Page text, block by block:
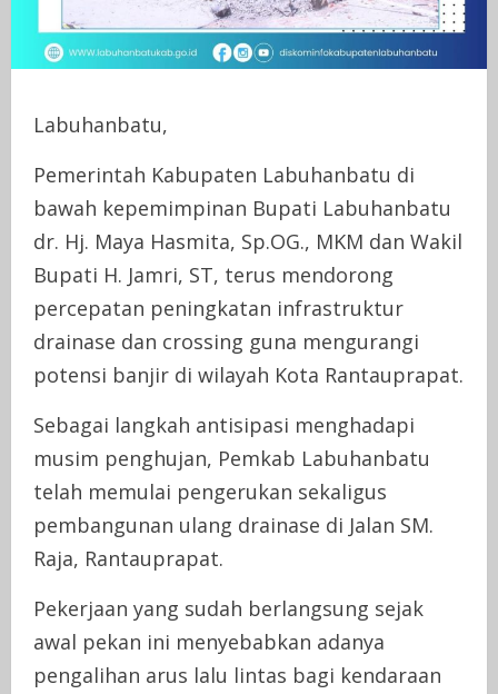
Labuhanbatu,
Pemerintah Kabupaten Labuhanbatu di
bawah kepemimpinan Bupati Labuhanbatu
dr. Hj. Maya Hasmita, Sp.OG., MKM dan Wakil
Bupati H. Jamri, ST, terus mendorong
percepatan peningkatan infrastruktur
drainase dan crossing guna mengurangi
potensi banjir di wilayah Kota Rantauprapat.
Sebagai langkah antisipasi menghadapi
musim penghujan, Pemkab Labuhanbatu
telah memulai pengerukan sekaligus
pembangunan ulang drainase di Jalan SM.
Raja, Rantauprapat.
Pekerjaan yang sudah berlangsung sejak
awal pekan ini menyebabkan adanya
pengalihan arus lalu lintas bagi kendaraan